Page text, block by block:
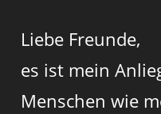
Liebe Freunde,
es ist mein
Menschen wie